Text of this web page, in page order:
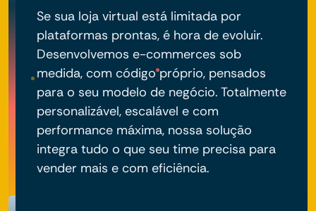
Se sua loja virtual está limitada por
plataformas prontas, é hora de evoluir.
Desenvolvemos e-commerces sob
medida, com código próprio, pensados
para o seu modelo de negócio. Totalmente
personalizável, escalável e com
performance máxima, nossa solução
integra tudo o que seu time precisa para
vender mais e com eficiência.